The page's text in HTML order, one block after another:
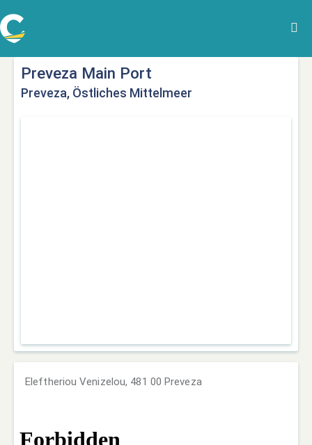
Preveza Main Port
Preveza, Östliches Mittelmeer
Eleftheriou Venizelou, 481 00 Preveza